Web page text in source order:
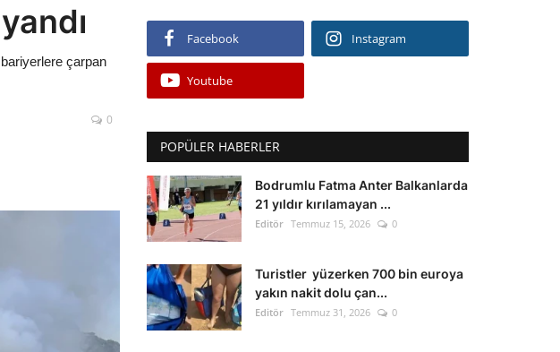
çarpan
0
Facebook Instagram
Youtube
POPÜLER HABERLER
Bodrumlu Fatma Anter Balkanlarda
21 yıldır kırılamayan ...
Editör Temmuz 15, 2026 0
Turistler yüzerken 700 bin euroya
yakın nakit dolu çan...
Editör Temmuz 31, 2026 0